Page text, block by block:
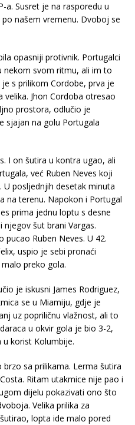
a. Susret je na rasporedu u
našem vremenu. Dvoboj se
opasniji protivnik. Portugalci
nekom svom ritmu, ali im to
s prilikom Cordobe, prva je
Jhon Cordoba otresao
prostora, odlučio je
sjajan na golu Portugala
I on šutira u kontra ugao, ali
već Ruben Neves koji
posljednjih desetak minuta
na terenu. Napokon i Portugal
prima jednu loptu s desne
šut brani Vargas.
Ruben Neves. U 42.
uspio je sebi pronaći
preko gola.
je iskusni James Rodriguez,
se u Miamiju, gdje je
uz popriličnu vlažnost, ali to
u okvir gola je bio 3-2,
korist Kolumbije.
sa prilikama. Lerma šutira
Ritam utakmice nije pao i
dijelu pokazivati ono što
Velika prilika za
lopta ide malo pored